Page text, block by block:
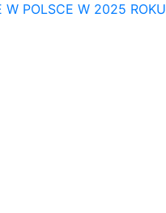
W POLSCE W 2025 ROKU